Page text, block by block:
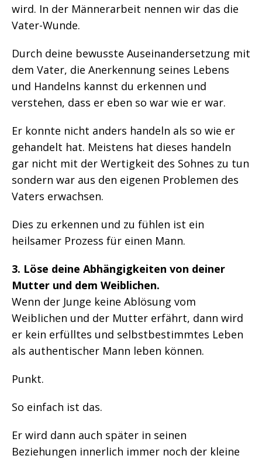
wird. In der Männerarbeit nennen wir das die
Vater-Wunde.
Durch deine bewusste Auseinandersetzung mit
dem Vater, die Anerkennung seines Lebens
und Handelns kannst du erkennen und
verstehen, dass er eben so war wie er war.
Er konnte nicht anders handeln als so wie er
gehandelt hat. Meistens hat dieses handeln
gar nicht mit der Wertigkeit des Sohnes zu tun
sondern war aus den eigenen Problemen des
Vaters erwachsen.
Dies zu erkennen und zu fühlen ist ein
heilsamer Prozess für einen Mann.
3. Löse deine Abhängigkeiten von deiner
Mutter und dem Weiblichen.
Wenn der Junge keine Ablösung vom
Weiblichen und der Mutter erfährt, dann wird
er kein erfülltes und selbstbestimmtes Leben
als authentischer Mann leben können.
Punkt.
So einfach ist das.
Er wird dann auch später in seinen
Beziehungen innerlich immer noch der kleine